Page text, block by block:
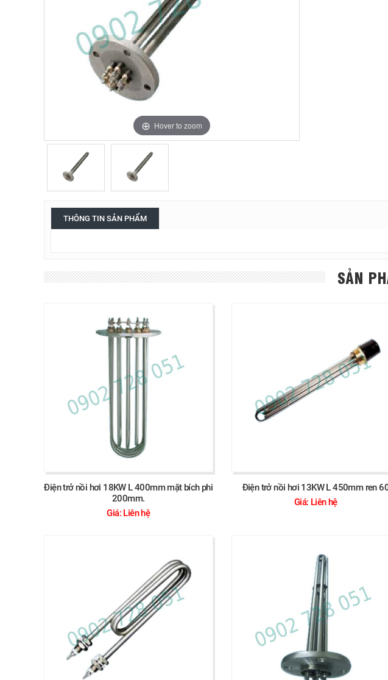
Hover to zoom
Hover to zoom
THÔNG TIN SẢN PHẨM
SẢN
Điện trở nồi hơi 18KW L 400mm mặt bích phi
200mm.
Giá: Liên hệ
Điện trở nồi hơi 13KW L 450mm ren
Giá: Liên hệ